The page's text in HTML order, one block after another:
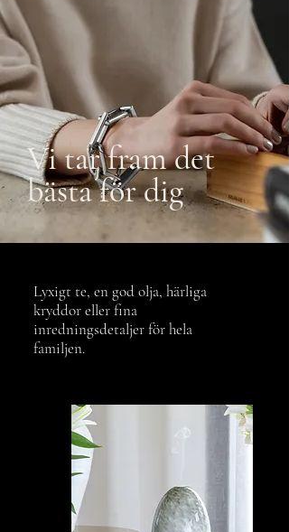
Vi tar fram det
bästa för dig
Lyxigt te, en god olja, härliga
kryddor eller fina
inredningsdetaljer för hela
familjen.